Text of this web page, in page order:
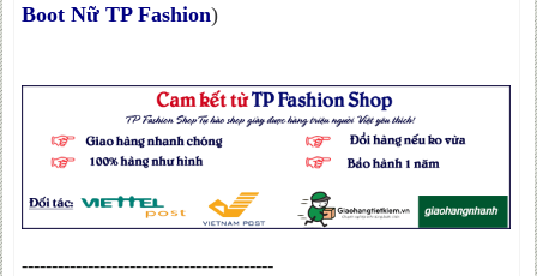
Boot Nữ TP Fashion)
------------------------------------------